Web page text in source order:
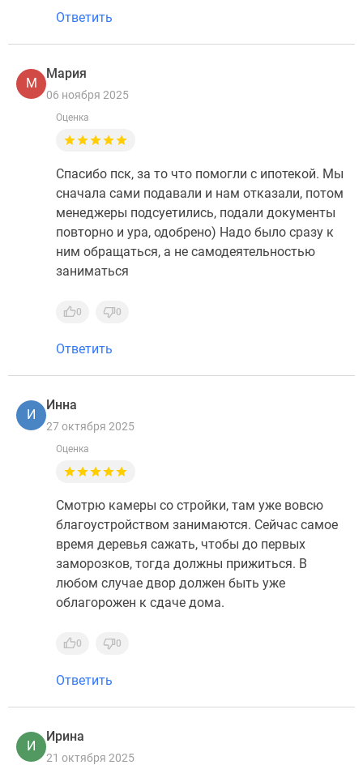
Ответить
М
Мария
06 ноября 2025
Оценка
Спасибо пск, за то что помогли с ипотекой. Мы
сначала сами подавали и нам отказали, потом
менеджеры подсуетились, подали документы
повторно и ура, одобрено) Надо было сразу к
ним обращаться, а не самодеятельностью
заниматься
0 0
Ответить
И
Инна
27 октября 2025
Оценка
Смотрю камеры со стройки, там уже вовсю
благоустройством занимаются. Сейчас самое
время деревья сажать, чтобы до первых
заморозков, тогда должны прижиться. В
любом случае двор должен быть уже
облагорожен к сдаче дома.
0 0
Ответить
И
Ирина
21 октября 2025